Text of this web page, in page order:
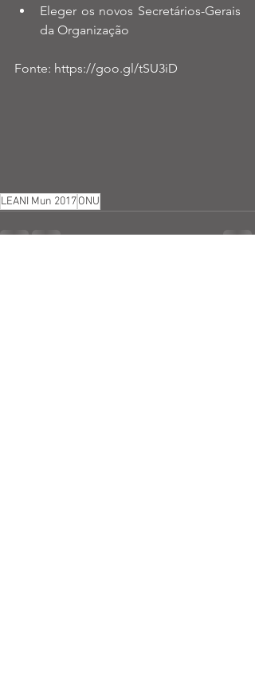
Eleger os novos Secretários-Gerais
da Organização
Fonte: https://goo.gl/tSU3iD
LEANI Mun 2017ONU